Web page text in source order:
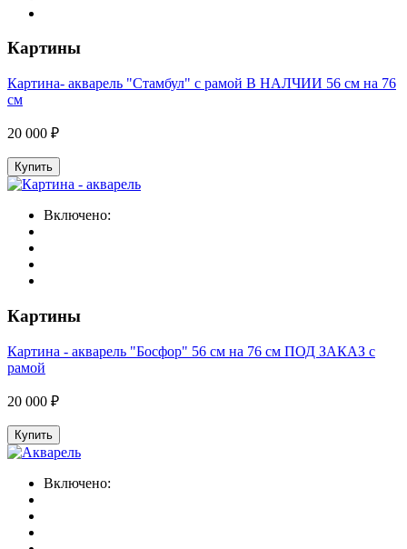
Картины
Картина- акварель "Стамбул" с рамой В НАЛЧИИ 56 см на 76
см
20 000 ₽
Купить
Включено:
Картины
Картина - акварель "Босфор" 56 см на 76 см ПОД ЗАКАЗ с
рамой
20 000 ₽
Купить
Включено: